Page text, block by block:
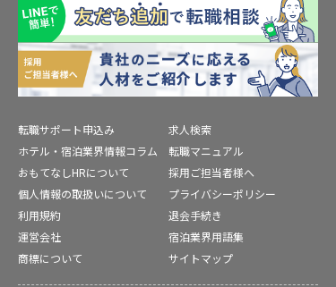
転職サポート申込み
求人検索
ホテル・宿泊業界情報コラム
転職マニュアル
おもてなしHRについて
採用ご担当者様へ
個人情報の取扱いについて
プライバシーポリシー
利用規約
退会手続き
運営会社
宿泊業界用語集
商標について
サイトマップ